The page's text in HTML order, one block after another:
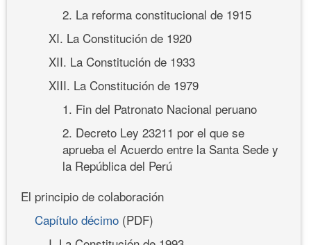
2. La reforma constitucional de 1915
XI. La Constitución de 1920
XII. La Constitución de 1933
XIII. La Constitución de 1979
1. Fin del Patronato Nacional peruano
2. Decreto Ley 23211 por el que se
aprueba el Acuerdo entre la Santa Sede y
la República del Perú
El principio de colaboración
Capítulo décimo (PDF)